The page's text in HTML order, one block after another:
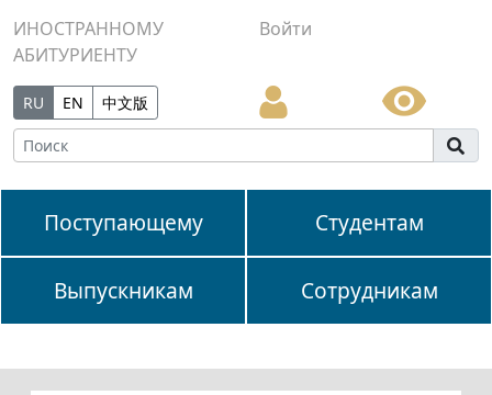
ИНОСТРАННОМУ
АБИТУРИЕНТУ
Войти
RU EN 中文版
Поступающему Студентам
Выпускникам Сотрудникам